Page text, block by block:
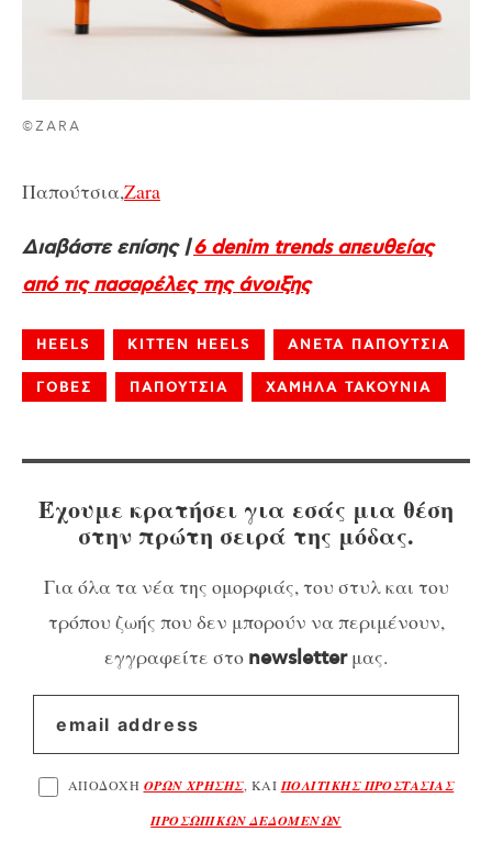
©ZARA
Παπούτσια,Zara
Διαβάστε επίσης |6 denim trends απευθείας
από τις πασαρέλες της άνοιξης
HEELS KITTEN HEELS ΑΝΕΤΑ ΠΑΠΟΥΤΣΙΑ
ΓΟΒΕΣ ΠΑΠΟΥΤΣΙΑ ΧΑΜΗΛΑ ΤΑΚΟΥΝΙΑ
Έχουμε κρατήσει για εσάς μια θέση
στην πρώτη σειρά της μόδας.
Για όλα τα νέα της ομορφιάς, του στυλ και του
τρόπου ζωής που δεν μπορούν να περιμένουν,
εγγραφείτε στο newsletterμας.
ΑΠΟΔΟΧΗ ΟΡΩΝ ΧΡΗΣΗΣ, ΚΑΙ ΠΟΛΙΤΙΚΗΣ ΠΡΟΣΤΑΣΙΑΣ
ΠΡΟΣΩΠΙΚΩΝ ΔΕΔΟΜΕΝΩΝ